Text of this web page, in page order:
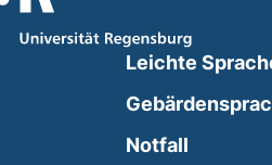
Leichte
Notfall